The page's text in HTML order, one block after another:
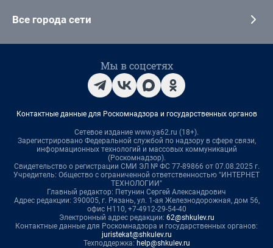
Все города сети
Мы в соцсетях
Контактные данные для Роскомнадзора и государственных органов
Сетевое издание www.ya62.ru (18+).
Зарегистрировано Федеральной службой по надзору в сфере связи,
информационных технологий и массовых коммуникаций
(Роскомнадзор).
Свидетельство о регистрации СМИ ЭЛ № ФС 77-89866 от 07.08.2025 г.
Учредитель: Общество с ограниченной ответственностью "ИНТЕРНЕТ
ТЕХНОЛОГИИ"
Главный редактор: Петунин Сергей Александрович
Адрес редакции: 390005, г. Рязань, ул. 1-ая Железнодорожная, дом 56,
офис Н110, +7-4912-29-54-40
Электронный адрес редакции: 62@shkulev.ru
Контактные данные для Роскомнадзора и государственных органов:
juristekat@shkulev.ru
Техподдержка: help@shkulev.ru